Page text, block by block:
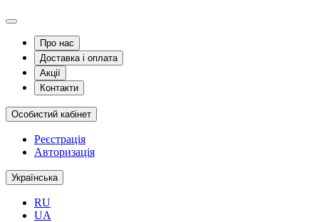
Про нас
Доставка і оплата
Акції
Контакти
Особистий кабінет
Реєстрація
Авторизація
Українська
RU
UA